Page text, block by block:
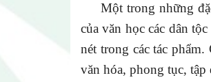
Một trong những đặc
của văn học các dân
nét trong các tác
văn hóa, phong tục,